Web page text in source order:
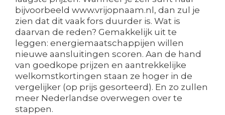
bijvoorbeeld www.vrijopnaam.nl, dan zul je
zien dat dit vaak fors duurder is. Wat is
daarvan de reden? Gemakkelijk uit te
leggen: energiemaatschappijen willen
nieuwe aansluitingen scoren. Aan de hand
van goedkope prijzen en aantrekkelijke
welkomstkortingen staan ze hoger in de
vergelijker (op prijs gesorteerd). En zo zullen
meer Nederlandse overwegen over te
stappen.